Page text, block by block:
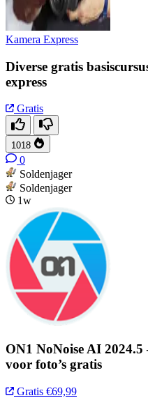
Kamera Express
Diverse gratis
express
Gratis
1018
0
Soldenjager
Soldenjager
1w
ON1 NoNoise AI
voor foto’s gratis
Gratis €69,99